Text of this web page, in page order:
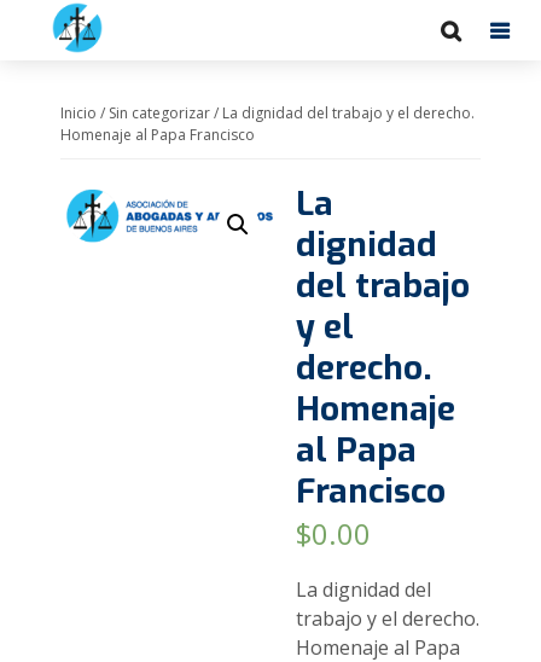
Inicio / Sin categorizar/ La dignidad del trabajo y el derecho.
Homenaje al Papa Francisco
La
dignidad
del trabajo
y el
derecho.
Homenaje
al Papa
Francisco
$0.00
La dignidad del
trabajo y el derecho.
Homenaje al Papa